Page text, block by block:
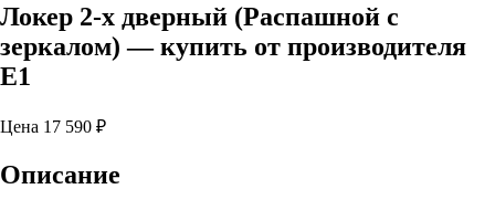
Локер 2-х дверный (Распашной с
зеркалом) — купить от производителя
Е1
Цена 17 590 ₽
Описание